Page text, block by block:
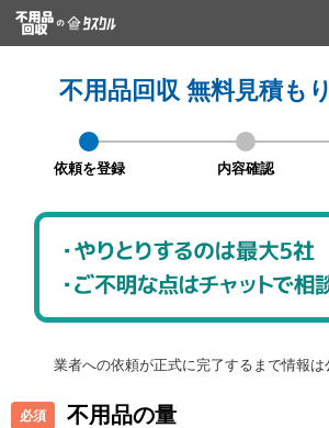
不用品回収 無料見積も
依頼を登録 内容確認
業者への依頼が正式に完了するまで情報は
不用品の量